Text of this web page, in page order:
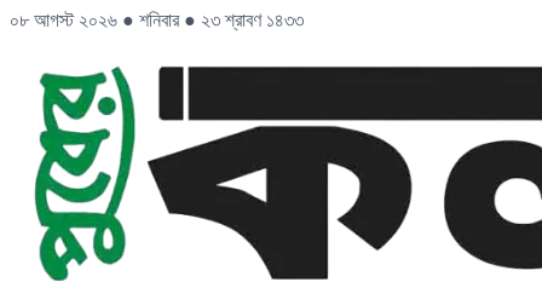
০৮ আগস্ট ২০২৬ ● শনিবার ● ২৩ শ্রাবণ ১৪৩৩